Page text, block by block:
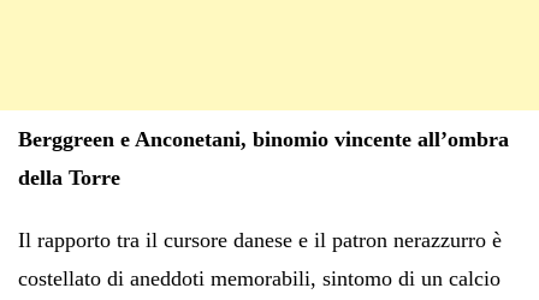
Berggreen e Anconetani, binomio vincente all’ombra
della Torre
Il rapporto tra il cursore danese e il patron nerazzurro è
costellato di aneddoti memorabili, sintomo di un calcio